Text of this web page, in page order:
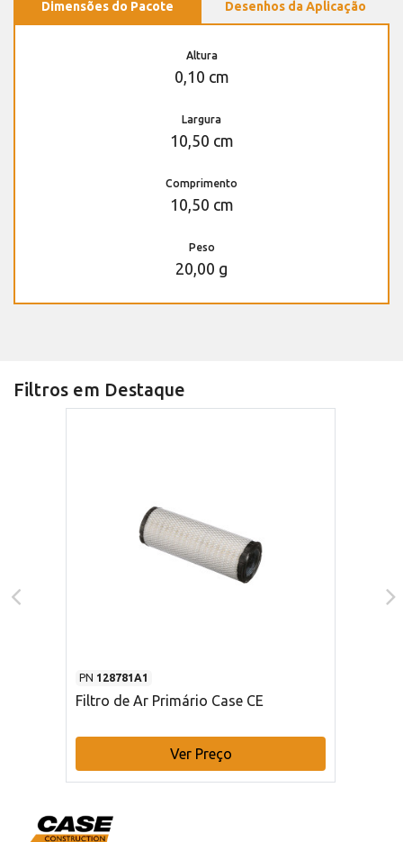
Dimensões do Pacote Desenhos da Aplicação
Altura
0,10 cm
Largura
10,50 cm
Comprimento
10,50 cm
Peso
20,00 g
Filtros em Destaque
PN 128781A1
Filtro de Ar Primário Case CE
Ver Preço